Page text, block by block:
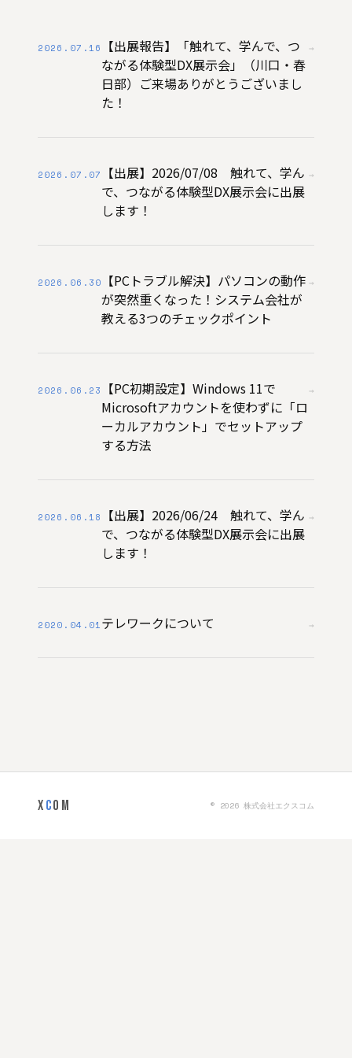
2026.07.16
【出展報告】「触れて、学んで、つ
ながる体験型DX展示会」（川口・春
日部）ご来場ありがとうございまし
た！
→
2026.07.07
【出展】2026/07/08 触れて、学ん
で、つながる体験型DX展示会に出展
します！
→
2026.06.30
【PCトラブル解決】パソコンの動作
が突然重くなった！システム会社が
教える3つのチェックポイント
→
2026.06.23
【PC初期設定】Windows 11で
Microsoftアカウントを使わずに「ロ
ーカルアカウント」でセットアップ
する方法
→
2026.06.18
【出展】2026/06/24 触れて、学ん
で、つながる体験型DX展示会に出展
します！
→
2020.04.01テレワークについて →
XCOM © 2026 株式会社エクスコム